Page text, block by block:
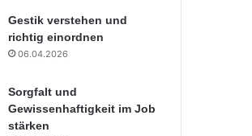
Gestik verstehen und
richtig einordnen
06.04.2026
Sorgfalt und
Gewissenhaftigkeit im Job
stärken